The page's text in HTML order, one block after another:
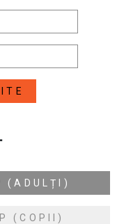
(ADULȚI)
(COPII)